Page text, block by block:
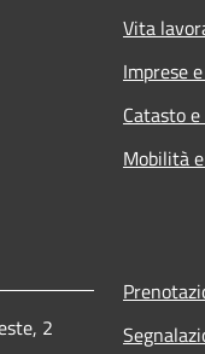
Vita
Imprese
Catasto
Mobilità
2